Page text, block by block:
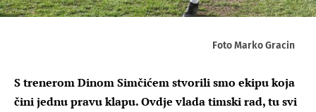
Foto Marko Gracin
S trenerom Dinom Simčićem stvorili smo ekipu koja
čini jednu pravu klapu. Ovdje vlada timski rad, tu svi